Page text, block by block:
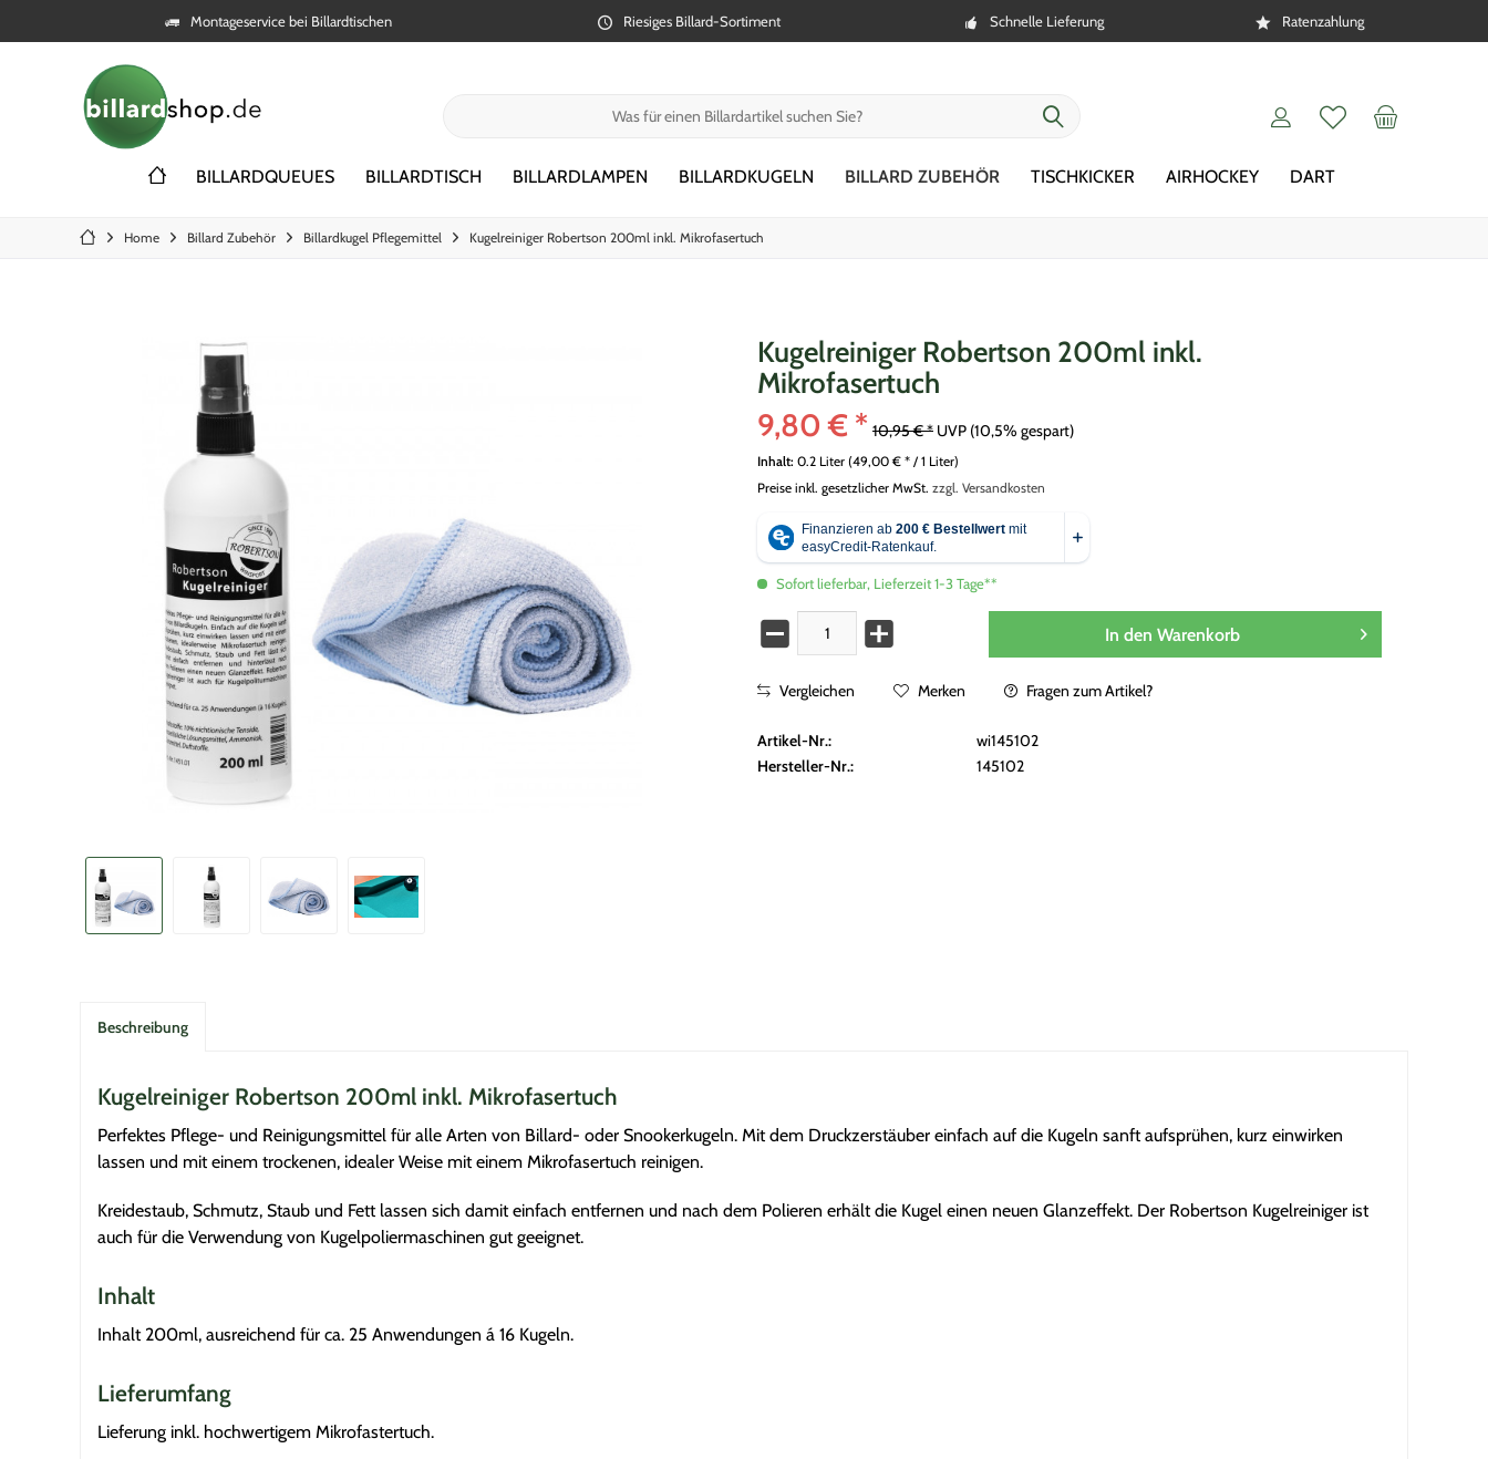
Montageservice bei Billardtischen Riesiges Billard-Sortiment Schnelle Lieferung Ratenzahlung
BILLARDQUEUES BILLARDTISCH BILLARDLAMPEN BILLARDKUGELN BILLARD ZUBEHÖR TISCHKICKER AIRHOCKEY DART
Home Billard Zubehör Billardkugel Pflegemittel Kugelreiniger Robertson 200ml inkl. Mikrofasertuch
Kugelreiniger Robertson 200ml inkl.
Mikrofasertuch
9,80 € * 10,95 € * UVP (10,5% gespart)
Inhalt: 0.2 Liter (49,00 € * / 1 Liter)
Preise inkl. gesetzlicher MwSt. zzgl. Versandkosten
Sofort lieferbar, Lieferzeit 1-3 Tage**
In den Warenkorb
Vergleichen Merken Fragen zum Artikel?
Artikel-Nr.:
wi145102
Hersteller-Nr.:
145102
Beschreibung
Kugelreiniger Robertson 200ml inkl. Mikrofasertuch
Perfektes Pflege- und Reinigungsmittel für alle Arten von Billard- oder Snookerkugeln. Mit dem Druckzerstäuber einfach auf die Kugeln sanft aufsprühen, kurz einwirken
lassen und mit einem trockenen, idealer Weise mit einem Mikrofasertuch reinigen.
Kreidestaub, Schmutz, Staub und Fett lassen sich damit einfach entfernen und nach dem Polieren erhält die Kugel einen neuen Glanzeffekt. Der Robertson Kugelreiniger ist
auch für die Verwendung von Kugelpoliermaschinen gut geeignet.
Inhalt
Inhalt 200ml, ausreichend für ca. 25 Anwendungen á 16 Kugeln.
Lieferumfang
Lieferung inkl. hochwertigem Mikrofastertuch.